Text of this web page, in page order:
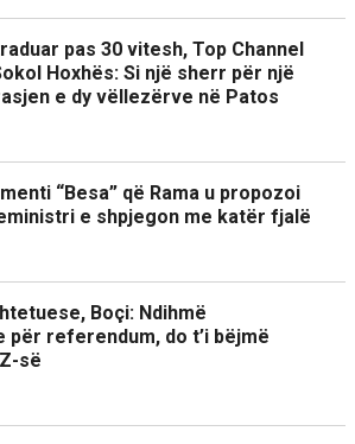
pas 30 vitesh, Top Channel
Hoxhës: Si një sherr për një
e dy vëllezërve në Patos
“Besa” që Rama u propozoi
e shpjegon me katër fjalë
Boçi: Ndihmë
referendum, do t’i bëjmë
së